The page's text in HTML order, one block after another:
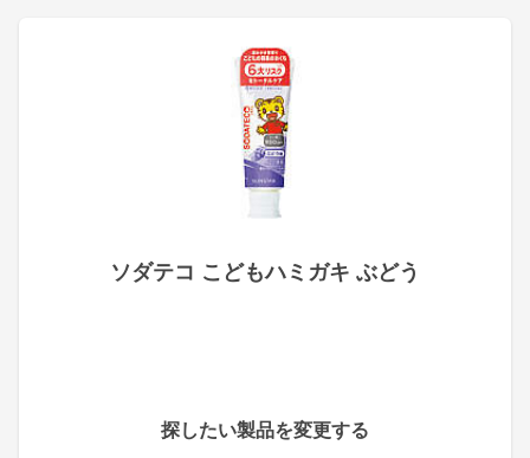
ソダテコ こどもハミガキ ぶどう
探したい製品を変更する